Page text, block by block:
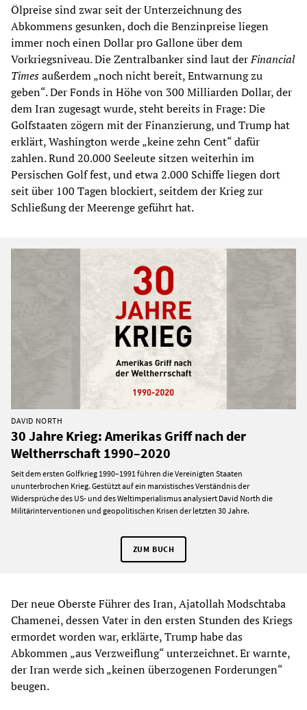
Ölpreise sind zwar seit der Unterzeichnung des
Abkommens gesunken, doch die Benzinpreise liegen
immer noch einen Dollar pro Gallone über dem
Vorkriegsniveau. Die Zentralbanker sind laut derFinancial
Timesaußerdem „noch nicht bereit, Entwarnung zu
geben“. Der Fonds in Höhe von 300 Milliarden Dollar, der
dem Iran zugesagt wurde, steht bereits in Frage: Die
Golfstaaten zögern mit der Finanzierung, und Trump hat
erklärt, Washington werde „keine zehn Cent“ dafür
zahlen. Rund 20.000 Seeleute sitzen weiterhin im
Persischen Golf fest, und etwa 2.000 Schiffe liegen dort
seit über 100 Tagen blockiert, seitdem der Krieg zur
Schließung der Meerenge geführt hat.
DAVID NORTH
30 Jahre Krieg: Amerikas Griff nach der
Weltherrschaft 1990–2020
Seit dem ersten Golfkrieg 1990–1991 führen die Vereinigten Staaten
ununterbrochen Krieg. Gestützt auf ein marxistisches Verständnis der
Widersprüche des US- und des Weltimperialismus analysiert David North die
Militärinterventionen und geopolitischen Krisen der letzten 30 Jahre.
ZUM BUCH
Der neue Oberste Führer des Iran, Ajatollah Modschtaba
Chamenei, dessen Vater in den ersten Stunden des Kriegs
ermordet worden war, erklärte, Trump habe das
Abkommen „aus Verzweiflung“ unterzeichnet. Er warnte,
der Iran werde sich „keinen überzogenen Forderungen“
beugen.